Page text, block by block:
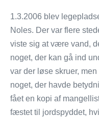
1.3.2006 blev
Noles. Der var flere
viste sig at være vand,
noget, der kan gå ind
var der løse skruer,
noget, der havde
fået en kopi af
fæstet til jordspyddet,